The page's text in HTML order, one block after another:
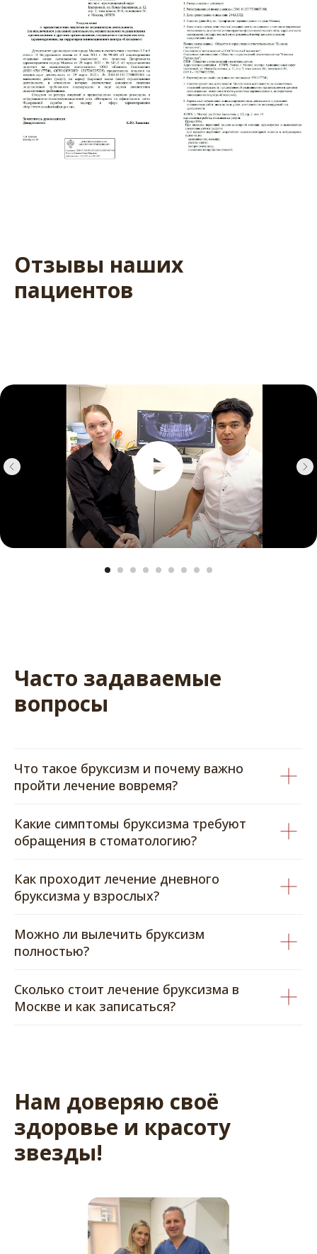
Отзывы наших
пациентов
Часто задаваемые
вопросы
Что такое бруксизм и почему важно
пройти лечение вовремя?
Какие симптомы бруксизма требуют
обращения в стоматологию?
Как проходит лечение дневного
бруксизма у взрослых?
Можно ли вылечить бруксизм
полностью?
Сколько стоит лечение бруксизма в
Москве и как записаться?
Нам доверяю своё
здоровье и красоту
звезды!